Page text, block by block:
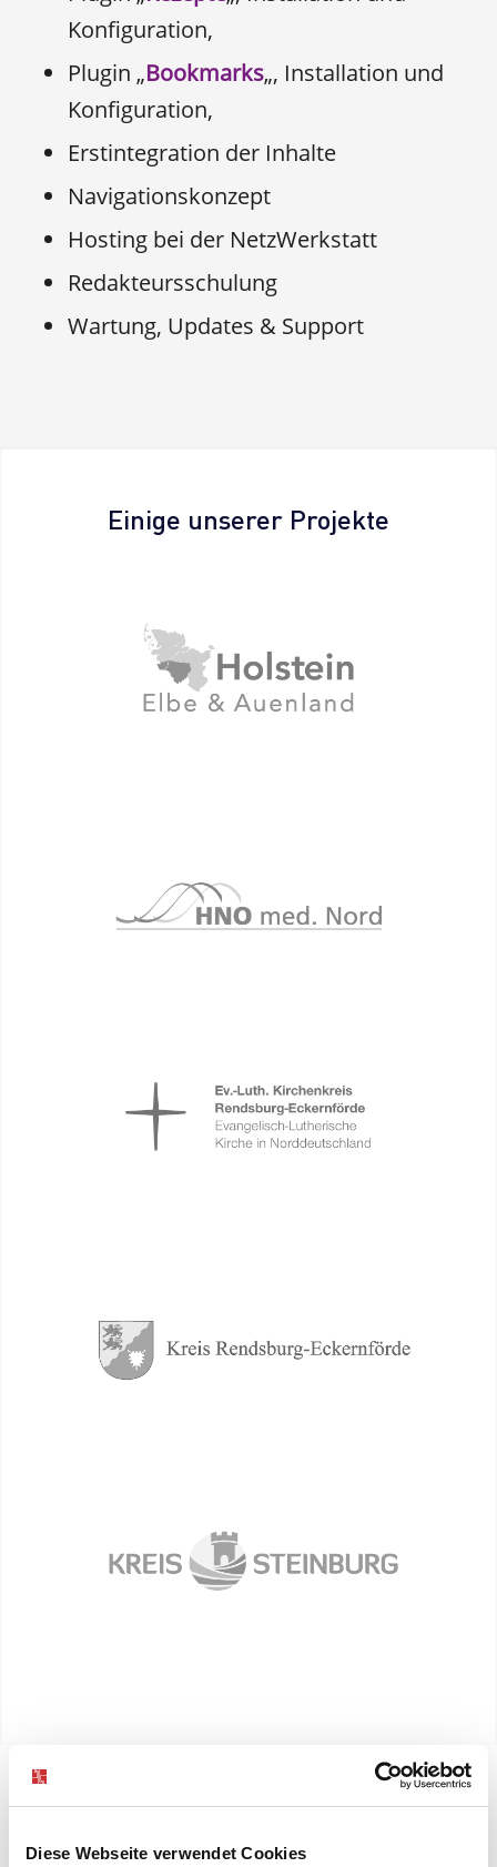
Diese Webseite verwendet Cookies
Konfiguration,
Plugin „Bookmarks„, Installation und
Konfiguration,
Erstintegration der Inhalte
Navigationskonzept
Hosting bei der NetzWerkstatt
Redakteursschulung
Wartung, Updates & Support
Einige unserer Projekte